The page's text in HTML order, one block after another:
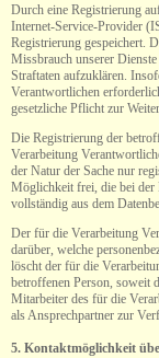
Durch eine Registrierung
Internet-Service-Provider
Registrierung gespeichert.
Missbrauch unserer
Straftaten aufzuklären.
Verantwortlichen
gesetzliche Pflicht zur
Die Registrierung der
Verarbeitung
der Natur der Sache nur
Möglichkeit frei, die bei der
vollständig aus dem
Der für die Verarbeitung
darüber, welche
löscht der für die
betroffenen Person, soweit
Mitarbeiter des für die
als Ansprechpartner zur
5. Kontaktmöglichkeit